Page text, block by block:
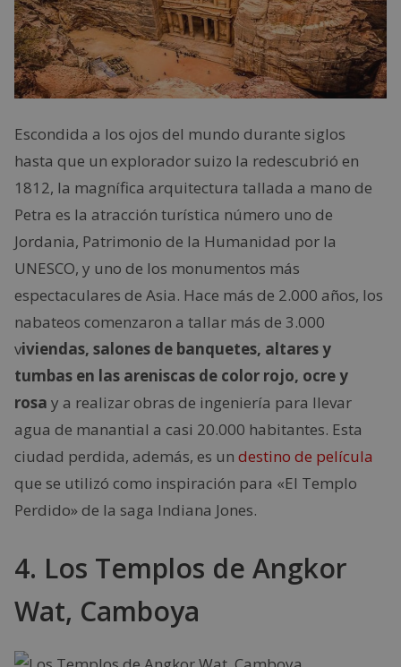
Escondida a los ojos del mundo durante siglos
hasta que un explorador suizo la redescubrió en
1812, la magnífica arquitectura tallada a mano de
Petra es la atracción turística número uno de
Jordania, Patrimonio de la Humanidad por la
UNESCO, y uno de los monumentos más
espectaculares de Asia. Hace más de 2.000 años, los
nabateos comenzaron a tallar más de 3.000
viviendas, salones de banquetes, altares y
tumbas en las areniscas de color rojo, ocre y
rosa y a realizar obras de ingeniería para llevar
agua de manantial a casi 20.000 habitantes. Esta
ciudad perdida, además, es un destino de película
que se utilizó como inspiración para «El Templo
Perdido» de la saga Indiana Jones.
4. Los Templos de Angkor
Wat, Camboya